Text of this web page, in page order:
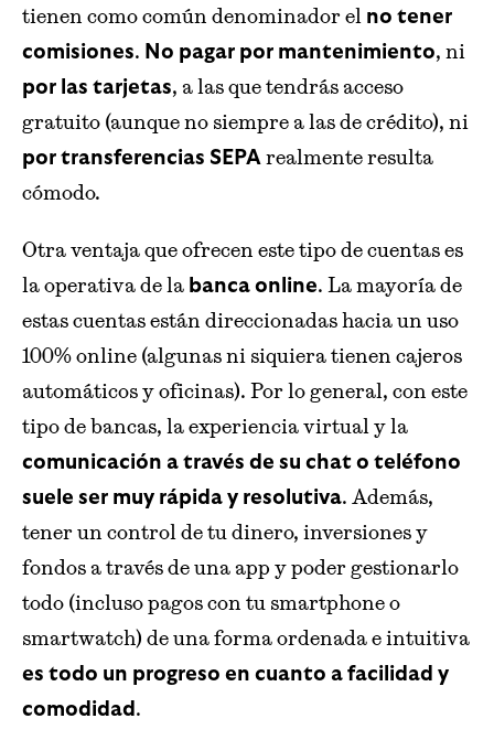
tienen como común denominador el no tener
comisiones. No pagar por mantenimiento, ni
por las tarjetas, a las que tendrás acceso
gratuito (aunque no siempre a las de crédito), ni
por transferencias SEPA realmente resulta
cómodo.
Otra ventaja que ofrecen este tipo de cuentas es
la operativa de la banca online. La mayoría de
estas cuentas están direccionadas hacia un uso
100% online (algunas ni siquiera tienen cajeros
automáticos y oficinas). Por lo general, con este
tipo de bancas, la experiencia virtual y la
comunicación a través de su chat o teléfono
suele ser muy rápida y resolutiva. Además,
tener un control de tu dinero, inversiones y
fondos a través de una app y poder gestionarlo
todo (incluso pagos con tu smartphone o
smartwatch) de una forma ordenada e intuitiva
es todo un progreso en cuanto a facilidad y
comodidad .